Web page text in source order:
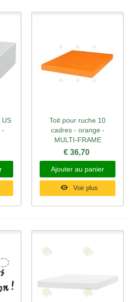
US
-
Toit pour ruche 10
cadres - orange -
MULTI-FRAME
€ 36,70
Ajouter au panier
Voir plus